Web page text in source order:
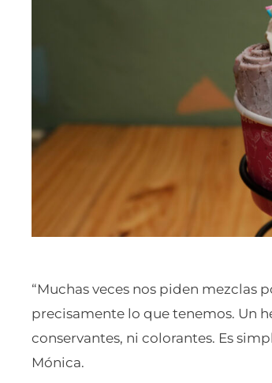
“Muchas veces nos piden mezclas
precisamente lo que tenemos. Un
conservantes, ni colorantes. Es
Mónica.